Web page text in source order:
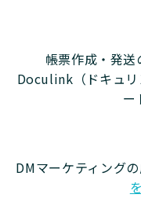
帳票作成・発
Doculink（ドキュリ
DMマーケティング